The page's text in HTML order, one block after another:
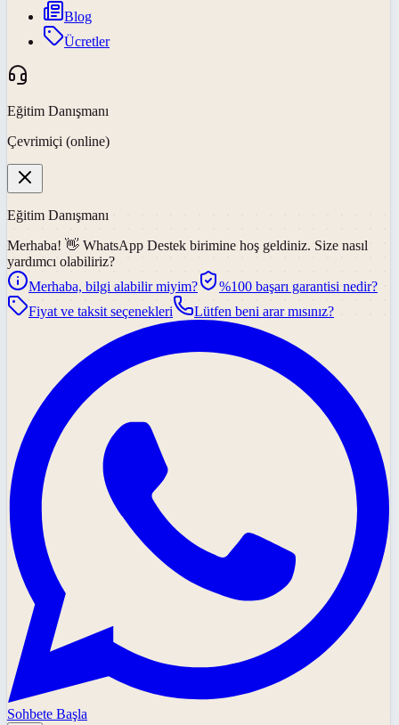
Blog
Ücretler
Eğitim Danışmanı
Çevrimiçi (online)
Eğitim Danışmanı
Merhaba! 👋 WhatsApp Destek birimine hoş geldiniz. Size nasıl
yardımcı olabiliriz?
Merhaba, bilgi alabilir miyim?
%100 başarı garantisi nedir?
Fiyat ve taksit seçenekleri
Lütfen beni arar mısınız?
Sohbete Başla